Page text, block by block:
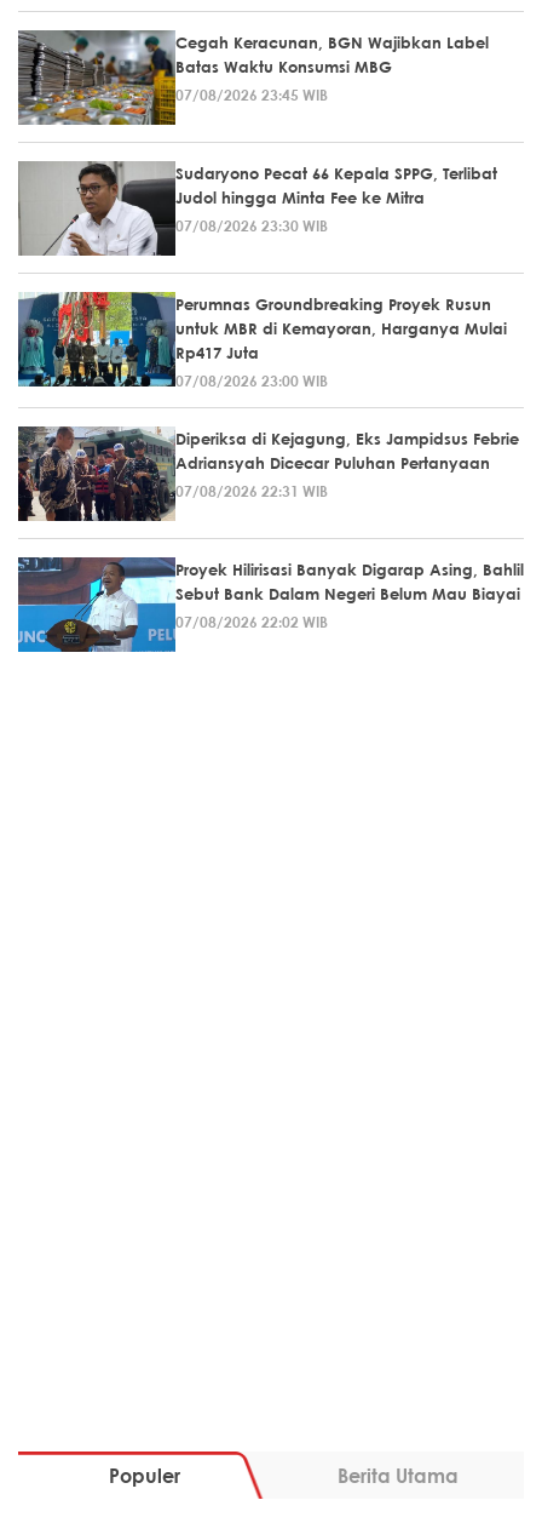
Cegah Keracunan, BGN Wajibkan Label
Batas Waktu Konsumsi MBG
07/08/2026 23:45 WIB
Sudaryono Pecat 66 Kepala SPPG, Terlibat
Judol hingga Minta Fee ke Mitra
07/08/2026 23:30 WIB
Perumnas Groundbreaking Proyek Rusun
untuk MBR di Kemayoran, Harganya Mulai
Rp417 Juta
07/08/2026 23:00 WIB
Diperiksa di Kejagung, Eks Jampidsus Febrie
Adriansyah Dicecar Puluhan Pertanyaan
07/08/2026 22:31 WIB
Proyek Hilirisasi Banyak Digarap Asing, Bahlil
Sebut Bank Dalam Negeri Belum Mau Biayai
07/08/2026 22:02 WIB
Populer Berita Utama